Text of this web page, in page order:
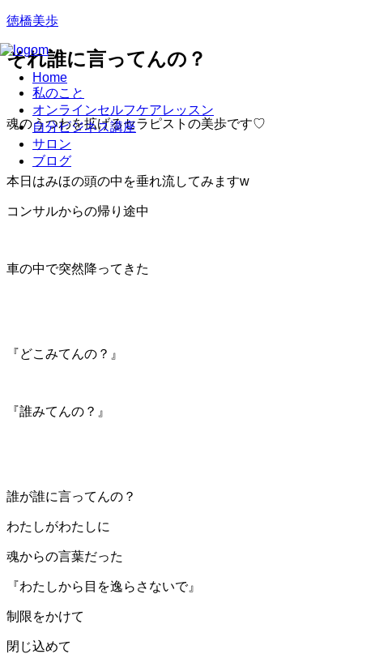
徳橋美歩
Home
私のこと
オンラインセルフケアレッスン
自分ビジネス講座
サロン
ブログ
それ誰に言ってんの？
魂のうつわを拡げるセラピストの美歩です♡
本日はみほの頭の中を垂れ流してみますw
コンサルからの帰り途中
車の中で突然降ってきた
『どこみてんの？』
『誰みてんの？』
誰が誰に言ってんの？
わたしがわたしに
魂からの言葉だった
『わたしから目を逸らさないで』
制限をかけて
閉じ込めて